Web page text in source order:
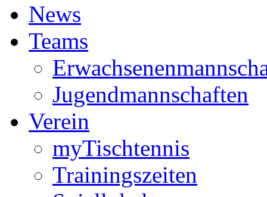
News
Teams
Jugendmannschaften
Verein
myTischtennis
Trainingszeiten